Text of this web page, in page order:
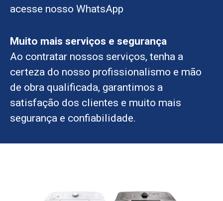
acesse nosso WhatsApp
Muito mais serviços e segurança
Ao contratar nossos serviços, tenha a
certeza do nosso profissionalismo e mão
de obra qualificada, garantimos a
satisfação dos clientes e muito mais
segurança e confiabilidade.